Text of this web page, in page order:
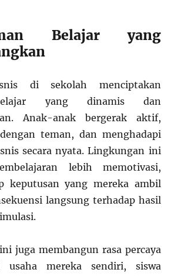
Belajar yang
di sekolah menciptakan
yang dinamis dan
Anak-anak bergerak aktif,
teman, dan menghadapi
secara nyata. Lingkungan ini
lebih memotivasi,
keputusan yang mereka ambil
langsung terhadap hasil
juga membangun rasa percaya
usaha mereka sendiri, siswa